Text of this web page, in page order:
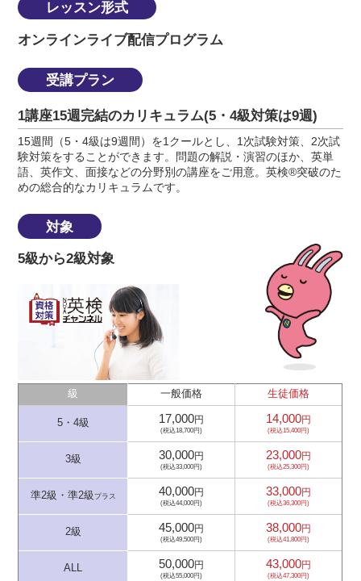
レッスン形式
オンラインライブ配信プログラム
受講プラン
1講座15週完結のカリキュラム(5・4級対策は9週)
15週間（5・4級は9週間）を1クールとし、1次試験対策、2次試
験対策をすることができます。問題の解説・演習のほか、英単
語、英作文、面接などの分野別の講座をご用意。英検®突破のた
めの総合的なカリキュラムです。
対象
5級から2級対象
級 一般価格 生徒価格
5・4級 17,000円
(税込18,700円)
14,000円
(税込15,400円)
3級 30,000円
(税込33,000円)
23,000円
(税込25,300円)
準2級・準2級 プラス 40,000円
(税込44,000円)
33,000円
(税込36,300円)
2級 45,000円
(税込49,500円)
38,000円
(税込41,800円)
ALL 50,000円
(税込55,000円)
43,000円
(税込47,300円)